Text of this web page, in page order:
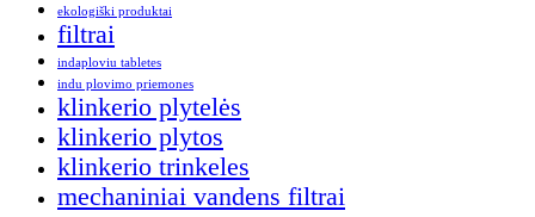
ekologiški produktai
filtrai
indaploviu tabletes
indu plovimo priemones
klinkerio plytelės
klinkerio plytos
klinkerio trinkeles
mechaniniai vandens filtrai